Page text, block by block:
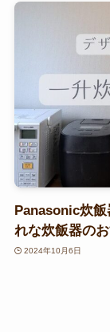
Panasonic炊
れな炊飯器の
2024年10月6日